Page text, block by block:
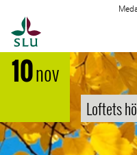
10nov
Loftets